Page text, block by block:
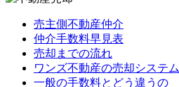
売主側不動産仲介
仲介手数料早見表
売却までの流れ
ワンズ不動産の売却システム
一般の手数料とどう違うの